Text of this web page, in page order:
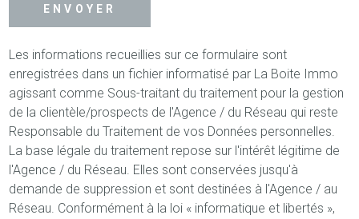
ENVOYER
Les informations recueillies sur ce formulaire sont
enregistrées dans un fichier informatisé par La Boite Immo
agissant comme Sous-traitant du traitement pour la gestion
de la clientèle/prospects de l'Agence / du Réseau qui reste
Responsable du Traitement de vos Données personnelles.
La base légale du traitement repose sur l'intérêt légitime de
l'Agence / du Réseau. Elles sont conservées jusqu'à
demande de suppression et sont destinées à l'Agence / au
Réseau. Conformément à la loi « informatique et libertés »,